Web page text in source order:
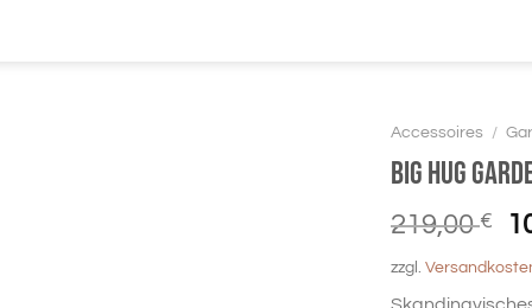
Accessoires /
BIG HUG
219,00€
zzgl.